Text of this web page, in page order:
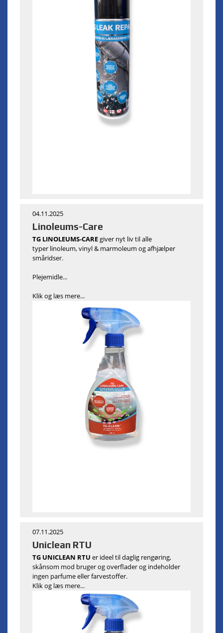
04.11.2025
Linoleums-Care
TG LINOLEUMS-CAREgiver nyt liv til alle
typer linoleum, vinyl & marmoleum og afhjælper
småridser.
Plejemidle...
Klik og læs mere...
07.11.2025
Uniclean RTU
TG UNICLEAN RTU er ideel til daglig rengøring,
skånsom mod bruger og overflader og indeholder
ingen parfume eller farvestoffer.
Klik og læs mere...